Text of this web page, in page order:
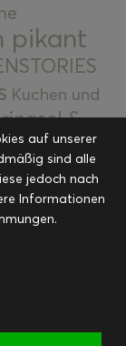
pikant
Kuchen und
&
Resteküche
Vorspeisen &
auf unserer
sind alle
jedoch nach
Informationen